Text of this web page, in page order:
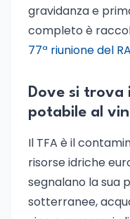
gravidanza e
completo è
77ª riunione del
Dove si trova
potabile al
Il TFA è il
risorse idriche
segnalano la sua
sotterranee,